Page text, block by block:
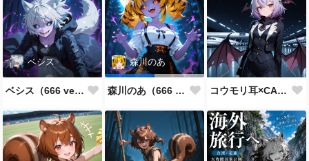
ベシス
ベシス（666 ver.）
森川のあ
森川のあ（666 ver.） コウモリ耳×CA制服